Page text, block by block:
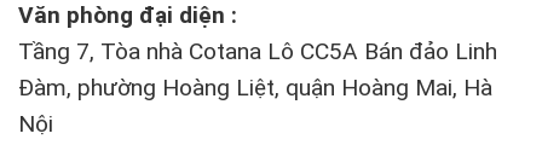
Văn phòng đại diện :
Tầng 7, Tòa nhà Cotana Lô CC5A Bán đảo Linh
Đàm, phường Hoàng Liệt, quận Hoàng Mai, Hà
Nội